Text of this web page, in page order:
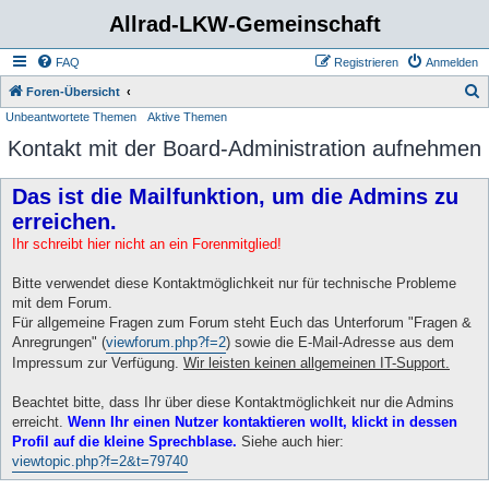
Allrad-LKW-Gemeinschaft
FAQ Anmelden
Registrieren
Foren-Übersicht
Unbeantwortete Themen Aktive Themen
Kontakt mit der Board-Administration aufnehmen
Das ist die Mailfunktion, um die Admins zu
erreichen.
Ihr schreibt hier nicht an ein Forenmitglied!
Bitte verwendet diese Kontaktmöglichkeit nur für technische Probleme
mit dem Forum.
Für allgemeine Fragen zum Forum steht Euch das Unterforum "Fragen &
Anregrungen" (viewforum.php?f=2) sowie die E-Mail-Adresse aus dem
Impressum zur Verfügung. Wir leisten keinen allgemeinen IT-Support.
Beachtet bitte, dass Ihr über diese Kontaktmöglichkeit nur die Admins
erreicht. Wenn Ihr einen Nutzer kontaktieren wollt, klickt in dessen
Profil auf die kleine Sprechblase. Siehe auch hier:
viewtopic.php?f=2&t=79740